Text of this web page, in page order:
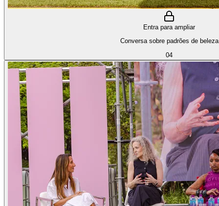
Entra para ampliar
Conversa sobre padrões de beleza
04